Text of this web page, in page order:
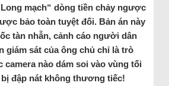
mạch“ dòng tiền chảy ngược
bảo toàn tuyệt đối. Bản án này
tàn nhẫn, cảnh cáo người dân
giám sát của ông chủ chỉ là trò
camera nào dám soi vào vùng tối
đập nát không thương tiếc!